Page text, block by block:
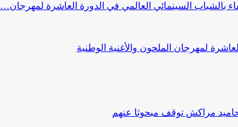
بالشباب السينمائي العالمي في الدورة العاشرة لمهرجان…
لمهرجان الملحون والأغنية الوطنية
مراكش توقف مبحوثا عنهم